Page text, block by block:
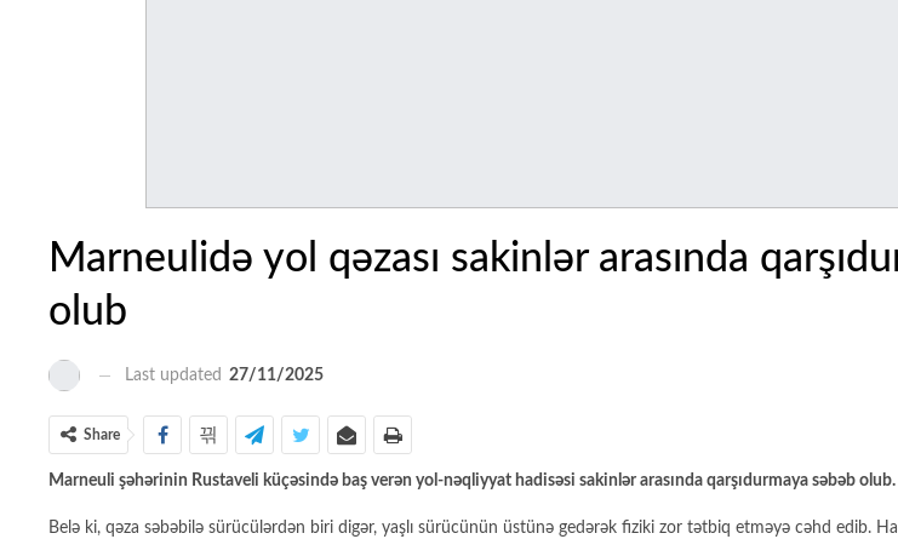
Marneulidə yol qəzası sakinlər arasında
olub
Last updated 27/11/2025
Share
Marneuli şəhərinin Rustaveli küçəsində baş verən yol-nəqliyyat hadisəsi sakinlər arasında qarşıdurmaya səbəb olub.
Belə ki, qəza səbəbilə sürücülərdən biri digər, yaşlı sürücünün üstünə gedərək fiziki zor tətbiq etməyə cəhd edib.